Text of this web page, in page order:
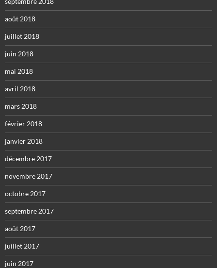
août 2018
juillet 2018
juin 2018
mai 2018
avril 2018
mars 2018
février 2018
janvier 2018
décembre 2017
novembre 2017
octobre 2017
septembre 2017
août 2017
juillet 2017
juin 2017